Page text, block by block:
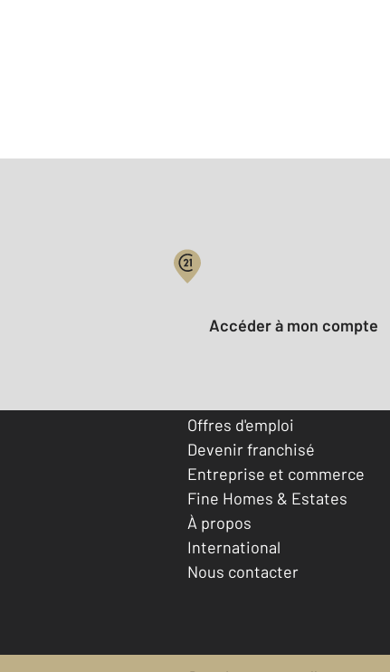
Votre compte :
Accéder à mon compte
Offres d'emploi
Devenir franchisé
Entreprise et commerce
Fine Homes & Estates
À propos
International
Nous contacter